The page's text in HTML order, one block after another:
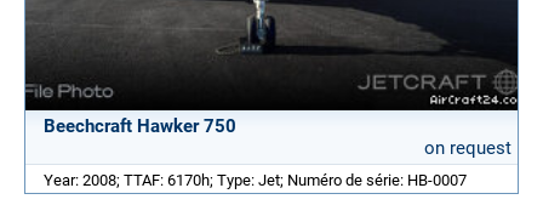
Beechcraft Hawker 750
on request
Year: 2008; TTAF: 6170h; Type: Jet; Numéro de série: HB-0007